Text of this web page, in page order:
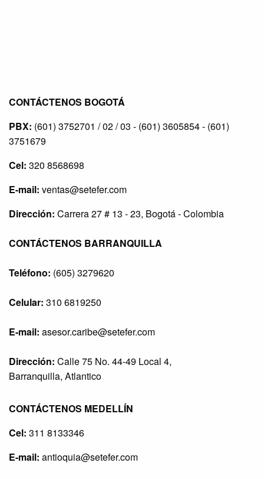
CONTÁCTENOS BOGOTÁ
PBX: (601) 3752701 / 02 / 03 - (601) 3605854 - (601)
3751679
Cel: 320 8568698
E-mail: ventas@setefer.com
Dirección: Carrera 27 # 13 - 23, Bogotá - Colombia
CONTÁCTENOS BARRANQUILLA
Teléfono: (605) 3279620
Celular: 310 6819250
E-mail: asesor.caribe@setefer.com
Dirección: Calle 75 No. 44-49 Local 4,
Barranquilla, Atlantico
CONTÁCTENOS MEDELLÍN
Cel: 311 8133346
E-mail: antioquia@setefer.com